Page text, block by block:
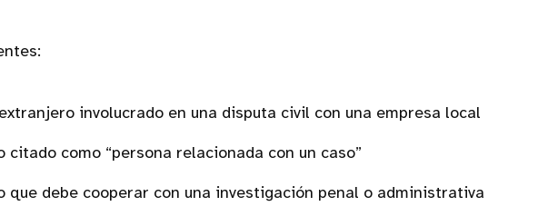
involucrado en una disputa civil con una empresa local
citado como “persona relacionada con un caso”
que debe cooperar con una investigación penal o administrativa